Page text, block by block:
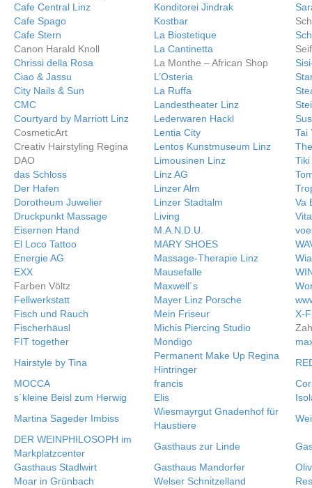
Cafe Central Linz
Konditorei Jindrak
Cafe Spago
Kostbar
Cafe Stern
La Biostetique
Canon Harald Knoll
La Cantinetta
Chrissi della Rosa
La Monthe – African Shop
Ciao & Jassu
L’Osteria
City Nails & Sun
La Ruffa
CMC
Landestheater Linz
Courtyard by Marriott Linz
Lederwaren Hackl
CosmeticArt
Lentia City
Tai
Creativ Hairstyling Regina
Lentos Kunstmuseum Linz
DAO
Limousinen Linz
Tiki
das Schloss
Linz AG
Der Hafen
Linzer Alm
Dorotheum Juwelier
Linzer Stadtalm
Va
Druckpunkt Massage
Living
Eisernen Hand
M.A.N.D.U.
El Loco Tattoo
MARY SHOES
Energie AG
Massage-Therapie Linz
EXX
Mausefalle
Farben Völtz
Maxwell´s
Fellwerkstatt
Mayer Linz Porsche
Fisch und Rauch
Mein Friseur
X-
Fischerhäusl
Michis Piercing Studio
FIT together
Mondigo
Hairstyle by Tina
Permanent Make Up Regina
Hintringer
MOCCA
francis
s´kleine Beisl zum Herwig
Elis
Martina Sageder Imbiss
Wiesmayrgut Gnadenhof für
Haustiere
DER WEINPHILOSOPH im
Markplatzcenter
Gasthaus zur Linde
Gasthaus Stadlwirt
Gasthaus Mandorfer
Moar in Grünbach
Welser Schnitzelland